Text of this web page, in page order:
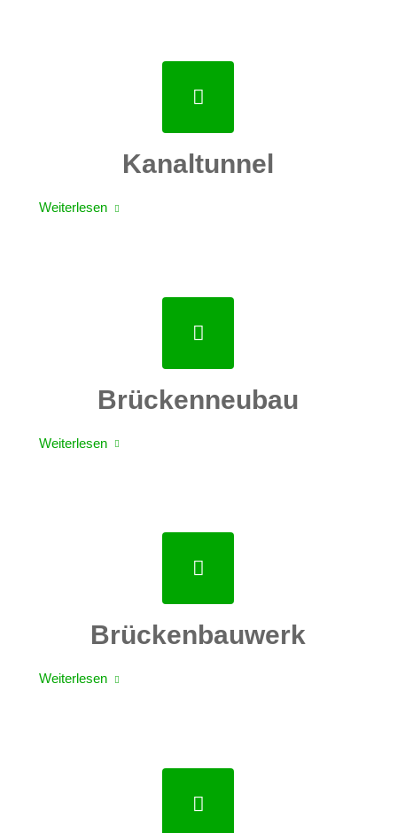
Kanaltunnel
Weiterlesen
Brückenneubau
Weiterlesen
Brückenbauwerk
Weiterlesen